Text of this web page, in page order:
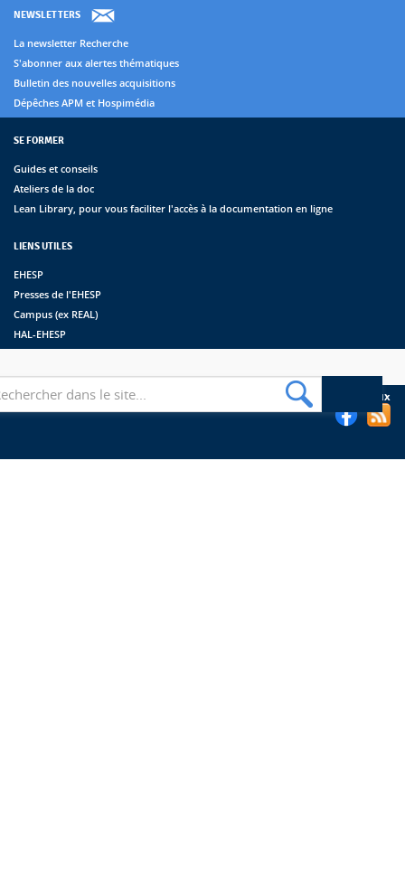
NEWSLETTERS
La newsletter Recherche
S'abonner aux alertes thématiques
Bulletin des nouvelles acquisitions
Dépêches APM et Hospimédia
SE FORMER
Guides et conseils
Ateliers de la doc
Lean Library, pour vous faciliter l'accès à la documentation en ligne
LIENS UTILES
EHESP
Presses de l'EHESP
Campus (ex REAL)
HAL-EHESP
Suivez les bibliothèques de l'EHESP sur les réseaux sociaux